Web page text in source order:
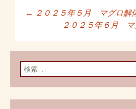
投稿ナビ
ン
← ２０２５年５月 マグロ解
２０２５年６月 マ
検索: